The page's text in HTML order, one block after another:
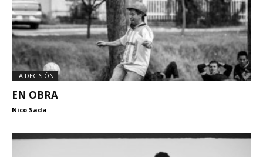
LA DECISIÓN
EN OBRA
Nico Sada